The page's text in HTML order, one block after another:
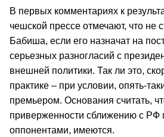
В первых комментариях к
чешской прессе отмечают, что не
Бабиша, если его назначат на
серьезных разногласий с
внешней политики. Так ли это,
практике – при условии, опять-
премьером. Основания считать,
приверженности сближению с РФ
оппонентами, имеются.